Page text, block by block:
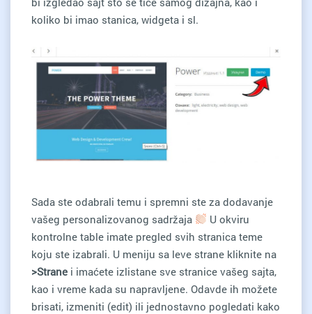
koliko bi imao stanica, widgeta i sl.
Sada ste odabrali temu i spremni ste za dodavanje
vašeg personalizovanog sadržaja
U okviru
kontrolne table imate pregled svih stranica teme
koju ste izabrali. U meniju sa leve strane kliknite na
>Strane i imaćete izlistane sve stranice vašeg sajta,
kao i vreme kada su napravljene. Odavde ih možete
brisati, izmeniti (edit) ili jednostavno pogledati kako